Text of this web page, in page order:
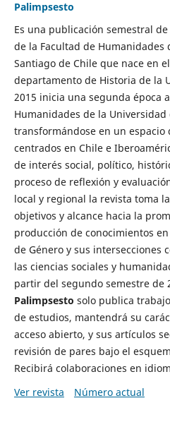
Palimpsesto
Es una publicación semestral
de la Facultad de Humanidades
Santiago de Chile que nace en
departamento de Historia de la
2015 inicia una segunda época
Humanidades de la Universidad
transformándose en un
centrados en Chile e
de interés social, político,
proceso de reflexión y
local y regional la revista toma
objetivos y alcance hacia la
producción de conocimientos
de Género y sus intersecciones
las ciencias sociales y
partir del segundo semestre de
Palimpsesto solo publica
de estudios, mantendrá su
acceso abierto, y sus artículos
revisión de pares bajo el
Recibirá colaboraciones en
Ver revista
Número actual